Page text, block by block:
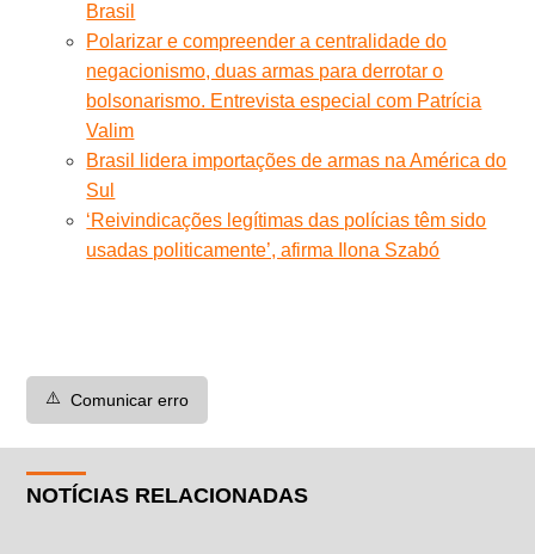
Brasil
Polarizar e compreender a centralidade do
negacionismo, duas armas para derrotar o
bolsonarismo. Entrevista especial com Patrícia
Valim
Brasil lidera importações de armas na América do
Sul
‘Reivindicações legítimas das polícias têm sido
usadas politicamente’, afirma Ilona Szabó
⚠️ Comunicar erro
NOTÍCIAS RELACIONADAS